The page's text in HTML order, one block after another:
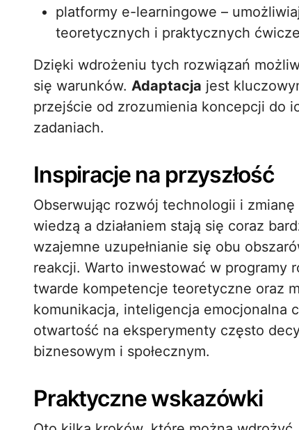
platformy e-learningowe –
teoretycznych i praktycznych
Dzięki wdrożeniu tych rozwiązań
się warunków. Adaptacja jest
przejście od zrozumienia koncepcji do
zadaniach.
Inspiracje na przyszłość
Obserwując rozwój technologii i
wiedzą a działaniem stają się coraz
wzajemne uzupełnianie się obu
reakcji. Warto inwestować w programy
twarde kompetencje teoretyczne oraz
komunikacja, inteligencja emocjonalna
otwartość na eksperymenty często
biznesowym i społecznym.
Praktyczne wskazówki